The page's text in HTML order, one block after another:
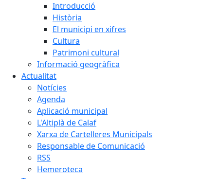
Introducció
Història
El municipi en xifres
Cultura
Patrimoni cultural
Informació geogràfica
Actualitat
Notícies
Agenda
Aplicació municipal
L'Altiplà de Calaf
Xarxa de Cartelleres Municipals
Responsable de Comunicació
RSS
Hemeroteca